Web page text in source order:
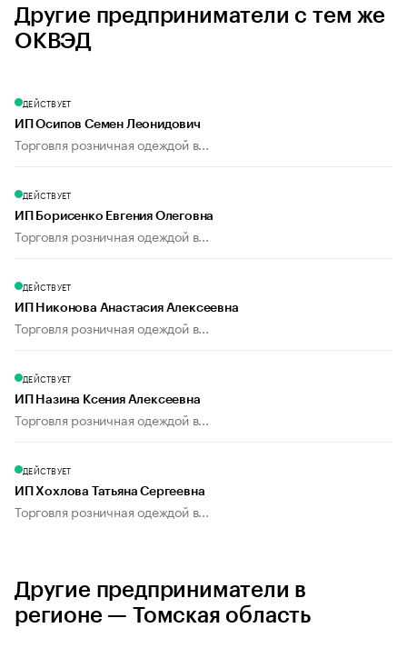
Другие предприниматели с тем же
ОКВЭД
ДЕЙСТВУЕТ
ИП Осипов Семен Леонидович
Торговля розничная одеждой в...
ДЕЙСТВУЕТ
ИП Борисенко Евгения Олеговна
Торговля розничная одеждой в...
ДЕЙСТВУЕТ
ИП Никонова Анастасия Алексеевна
Торговля розничная одеждой в...
ДЕЙСТВУЕТ
ИП Назина Ксения Алексеевна
Торговля розничная одеждой в...
ДЕЙСТВУЕТ
ИП Хохлова Татьяна Сергеевна
Торговля розничная одеждой в...
Другие предприниматели в
регионе — Томская область